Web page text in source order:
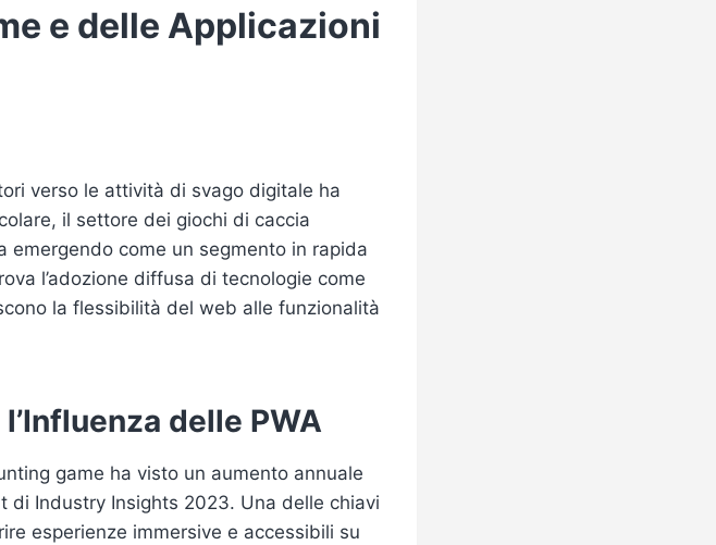
e delle Applicazioni
verso le attività di svago digitale ha
il settore dei giochi di caccia
come un segmento in rapida
l’adozione diffusa di tecnologie come
la flessibilità del web alle funzionalità
delle PWA
game ha visto un aumento annuale
di Industry Insights 2023. Una delle chiavi
esperienze immersive e accessibili su